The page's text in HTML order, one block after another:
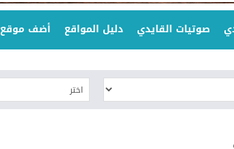
صوتيات القايدي دليل المواقع أضف موقع